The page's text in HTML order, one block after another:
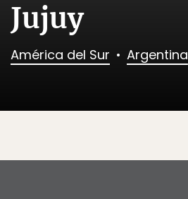
Jujuy
América del Sur Argentina